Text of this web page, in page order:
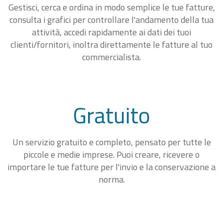
Gestisci, cerca e ordina in modo semplice le tue fatture,
consulta i grafici per controllare l'andamento della tua
attività, accedi rapidamente ai dati dei tuoi
clienti/fornitori, inoltra direttamente le fatture al tuo
commercialista.
Gratuito
Un servizio gratuito e completo, pensato per tutte le
piccole e medie imprese. Puoi creare, ricevere o
importare le tue fatture per l'invio e la conservazione a
norma.